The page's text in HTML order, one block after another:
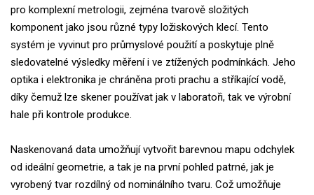
pro komplexní metrologii, zejména tvarově složitých
komponent jako jsou různé typy ložiskových klecí. Tento
systém je vyvinut pro průmyslové použití a poskytuje plně
sledovatelné výsledky měření i ve ztížených podmínkách. Jeho
optika i elektronika je chráněna proti prachu a stříkající vodě,
díky čemuž lze skener používat jak v laboratoři, tak ve výrobní
hale při kontrole produkce.
Naskenovaná data umožňují vytvořit barevnou mapu odchylek
od ideální geometrie, a tak je na první pohled patrné, jak je
vyrobený tvar rozdílný od nominálního tvaru. Což umožňuje